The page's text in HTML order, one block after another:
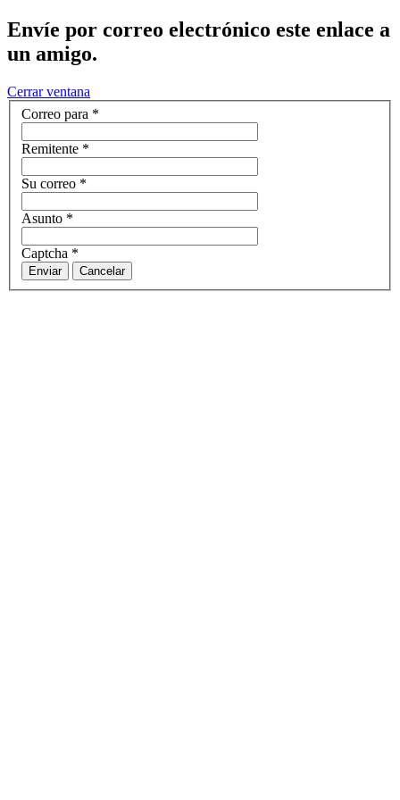
Envíe por correo electrónico este enlace a
un amigo.
Cerrar ventana
Correo para *
Remitente *
Su correo *
Asunto *
Captcha *
Enviar Cancelar